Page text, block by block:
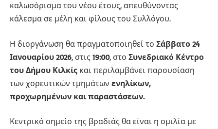
καλωσόρισμα του νέου έτους, απευθύνοντας
κάλεσμα σε μέλη και φίλους του Συλλόγου.
Η διοργάνωση θα πραγματοποιηθεί το Σάββατο 24
Ιανουαρίου 2026, στις 19:00, στο Συνεδριακό Κέντρο
του Δήμου Κιλκίς και περιλαμβάνει παρουσίαση
των χορευτικών τμημάτων ενηλίκων,
προχωρημένων και παραστάσεων.
Κεντρικό σημείο της βραδιάς θα είναι η ομιλία με